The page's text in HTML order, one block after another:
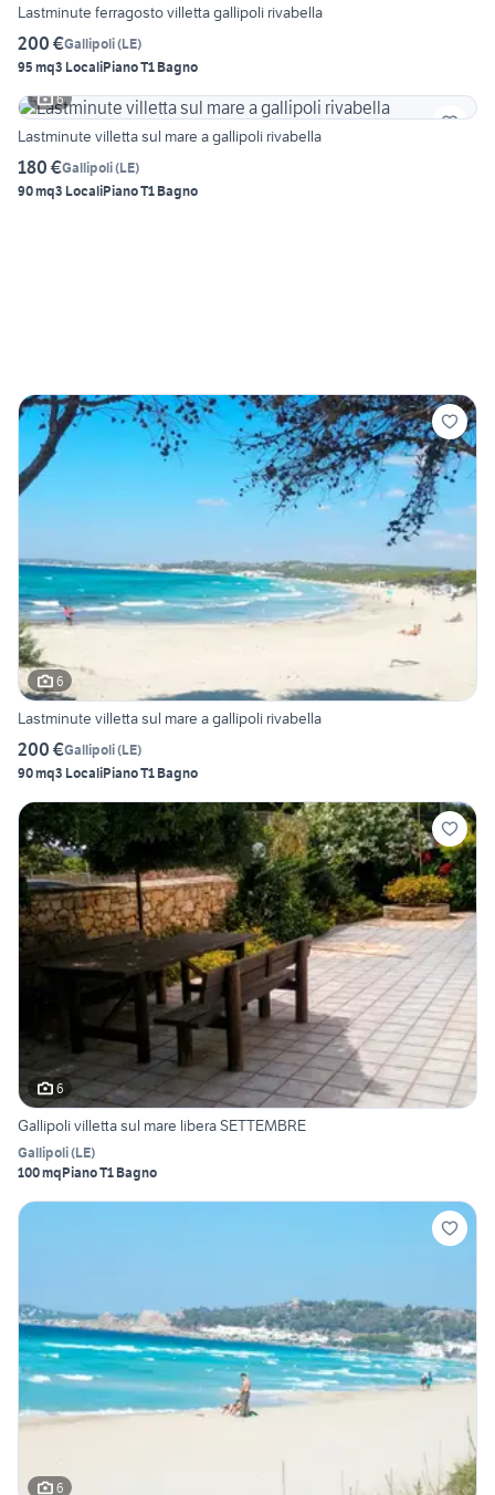
Lastminute ferragosto villetta gallipoli rivabella
200 €Gallipoli(LE)
95 mq3 LocaliPiano T1 Bagno
6
Lastminute villetta sul mare a gallipoli rivabella
180 €Gallipoli(LE)
90 mq3 LocaliPiano T1 Bagno
6
Lastminute villetta sul mare a gallipoli rivabella
200 €Gallipoli(LE)
90 mq3 LocaliPiano T1 Bagno
6
Gallipoli villetta sul mare libera SETTEMBRE
Gallipoli(LE)
100 mqPiano T1 Bagno
6